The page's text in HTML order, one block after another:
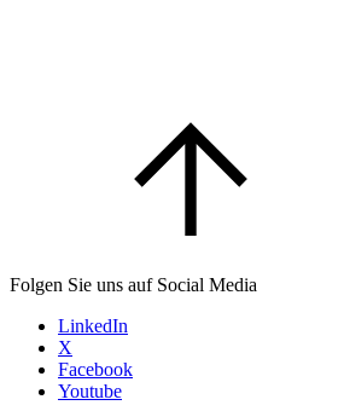
Folgen Sie uns auf Social Media
LinkedIn
X
Facebook
Youtube